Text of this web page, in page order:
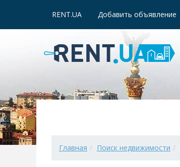
RENT.UA Добавить объявление
Главная Поиск недвижимости